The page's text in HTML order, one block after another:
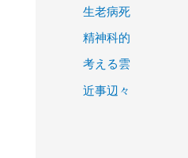
生老病死
精神科的
考える雲
近事辺々